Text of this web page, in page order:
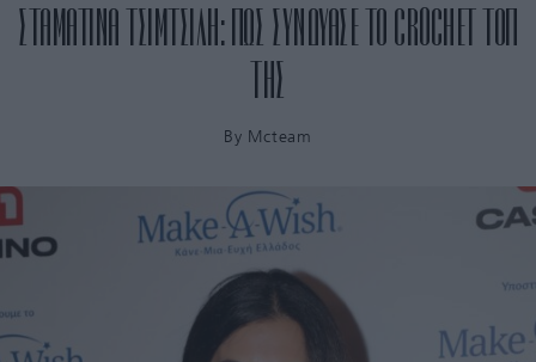
ΣΤΑΜΑΤΙΝΑ ΤΣΙΜΤΣΙΛΗ: ΠΩΣ ΣΥΝΔΥΑΣΕ ΤΟ CROCHET ΤΟΠ
ΤΗΣ
By Mcteam